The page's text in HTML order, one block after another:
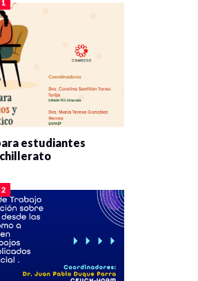
1
estudiantes
2